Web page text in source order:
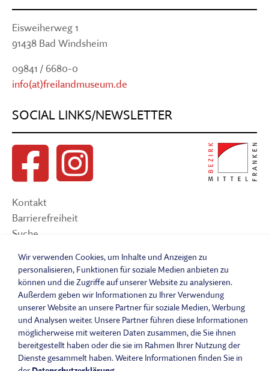
Eisweiherweg 1
91438 Bad Windsheim
09841 / 6680-0
info(at)freilandmuseum.de
SOCIAL LINKS/NEWSLETTER
Kontakt
Barrierefreiheit
Suche
Impressum
Datenschutzerklärung
Barrierefreiheitserklärung
Leichte Sprache
Widerrufsbelehrung
Vertrag widerrufen
AGB
Wir verwenden Cookies, um Inhalte und Anzeigen zu
personalisieren, Funktionen für soziale Medien anbieten zu
können und die Zugriffe auf unserer Website zu analysieren.
Außerdem geben wir Informationen zu Ihrer Verwendung
unserer Website an unsere Partner für soziale Medien, Werbung
und Analysen weiter. Unsere Partner führen diese Informationen
möglicherweise mit weiteren Daten zusammen, die Sie ihnen
bereitgestellt haben oder die sie im Rahmen Ihrer Nutzung der
Dienste gesammelt haben. Weitere Informationen finden Sie in